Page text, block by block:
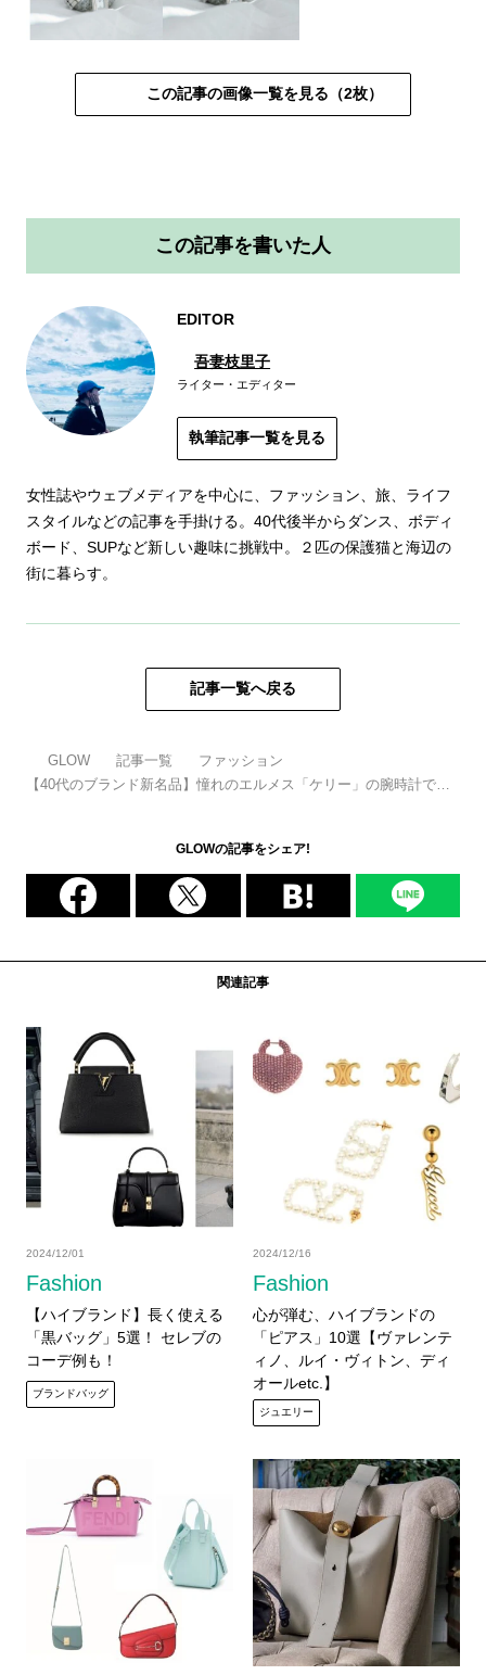
この記事の画像一覧を見る（2枚）
この記事を書いた人
EDITOR
吾妻枝里子
ライター・エディター
執筆記事一覧を見る
女性誌やウェブメディアを中心に、ファッション、旅、ライフ
スタイルなどの記事を手掛ける。40代後半からダンス、ボディ
ボード、SUPなど新しい趣味に挑戦中。２匹の保護猫と海辺の
街に暮らす。
記事一覧へ戻る
GLOW 記事一覧
ファッション
【40代のブランド新名品】憧れのエルメス「ケリー」の腕時計で手
GLOWの記事をシェア!
関連記事
Fashion
2024/12/01
【ハイブランド】長く使える
「黒バッグ」5選！ セレブの
コーデ例も！
ブランドバッグ
Fashion
2024/12/16
心が弾む、ハイブランドの
「ピアス」10選【ヴァレンテ
ィノ、ルイ・ヴィトン、ディ
オールetc.】
ジュエリー